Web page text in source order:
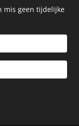
mis geen tijdelijke